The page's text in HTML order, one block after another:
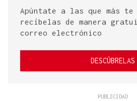
Apúntate a las que más
recíbelas de manera
correo electrónico
DESCÚBRELAS